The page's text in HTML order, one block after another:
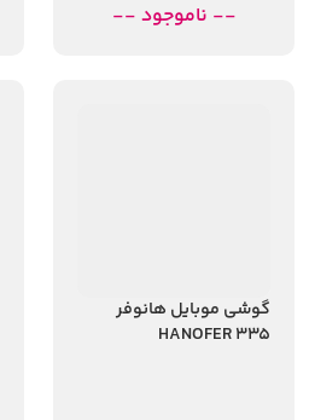
-- ناموجود --
گوشی موبایل هانوفر
HANOFER 335